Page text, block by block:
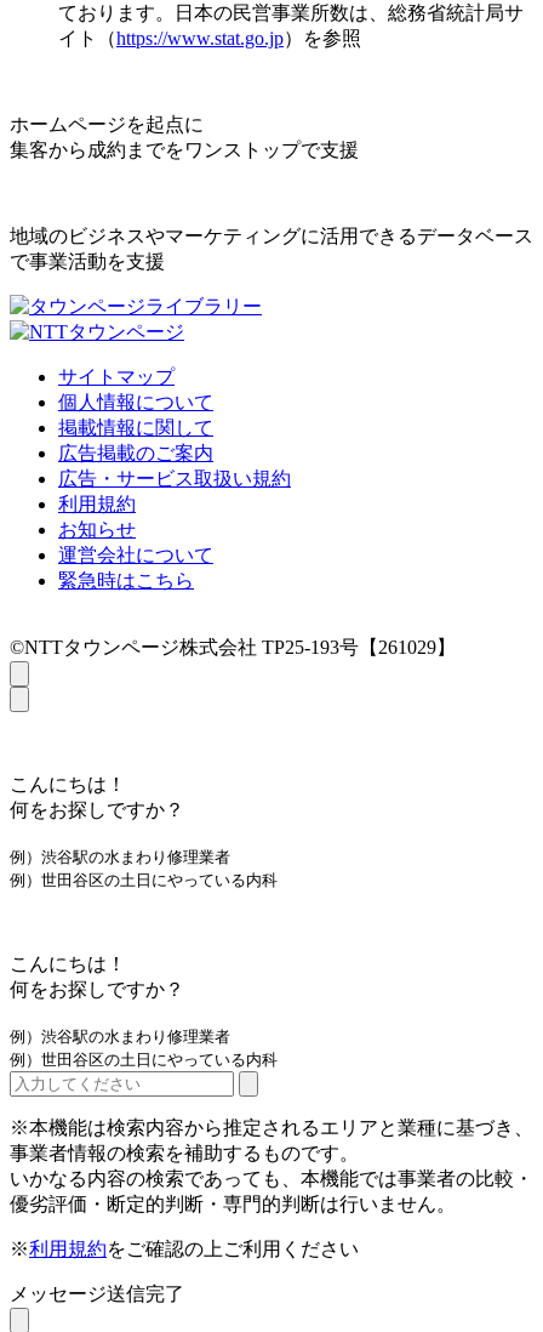
ております。日本の民営事業所数は、総務省統計局サ
イト（https://www.stat.go.jp）を参照
ホームページを起点に
集客から成約までをワンストップで支援
地域のビジネスやマーケティングに活用できるデータベース
で事業活動を支援
サイトマップ
個人情報について
掲載情報に関して
広告掲載のご案内
広告・サービス取扱い規約
利用規約
お知らせ
運営会社について
緊急時はこちら
©NTTタウンページ株式会社 TP25-193号【261029】
こんにちは！
何をお探しですか？
例）渋谷駅の水まわり修理業者
例）世田谷区の土日にやっている内科
こんにちは！
何をお探しですか？
例）渋谷駅の水まわり修理業者
例）世田谷区の土日にやっている内科
※本機能は検索内容から推定されるエリアと業種に基づき、
事業者情報の検索を補助するものです。
いかなる内容の検索であっても、本機能では事業者の比較・
優劣評価・断定的判断・専門的判断は行いません。
※利用規約をご確認の上ご利用ください
メッセージ送信完了